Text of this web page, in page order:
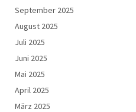
September 2025
August 2025
Juli 2025
Juni 2025
Mai 2025
April 2025
März 2025